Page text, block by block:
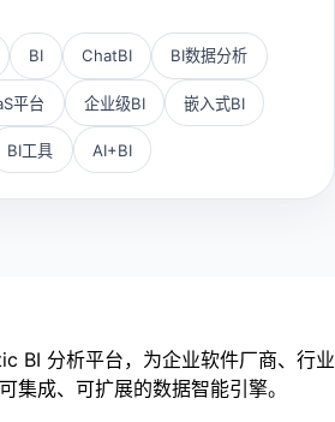
BI ChatBI BI数据分析
平台 企业级BI 嵌入式BI
BI工具 AI+BI
BI 分析平台，为企业软件厂商、行业
集成、可扩展的数据智能引擎。